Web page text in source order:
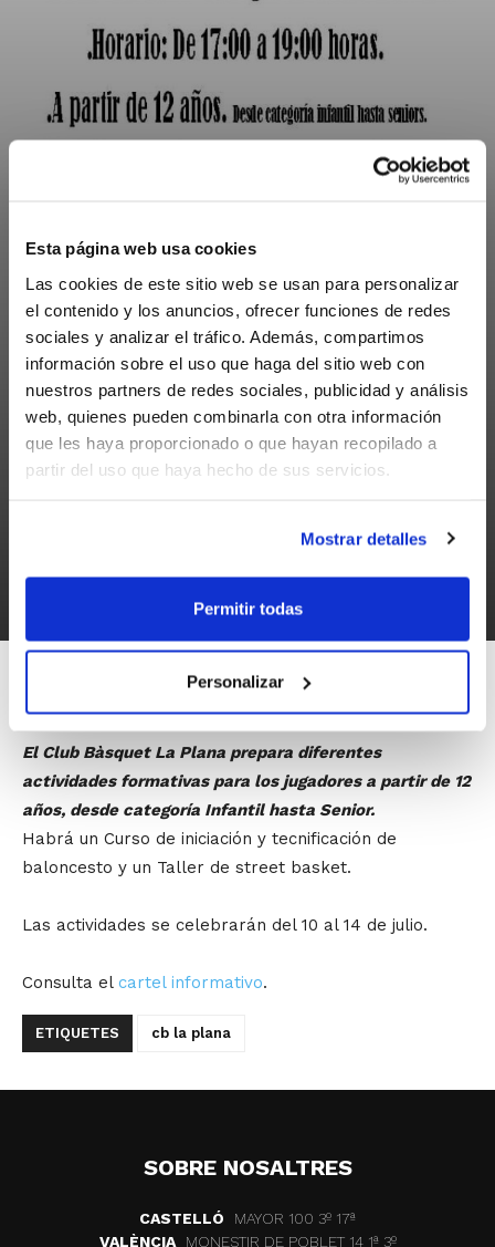
Esta página web usa cookies
Las cookies de este sitio web se usan para personalizar
el contenido y los anuncios, ofrecer funciones de redes
sociales y analizar el tráfico. Además, compartimos
información sobre el uso que haga del sitio web con
nuestros partners de redes sociales, publicidad y análisis
web, quienes pueden combinarla con otra información
que les haya proporcionado o que hayan recopilado a
partir del uso que haya hecho de sus servicios.
Mostrar detalles
Permitir todas
Personalizar
Cursos formativos del Club Bàsquet La
Plana
El Club Bàsquet La Plana prepara diferentes
actividades formativas para los jugadores a partir de 12
años, desde categoría Infantil hasta Senior.
Habrá un Curso de iniciación y tecnificación de
baloncesto y un Taller de street basket.
Las actividades se celebrarán del 10 al 14 de julio.
Consulta el cartel informativo.
ETIQUETES cb la plana
SOBRE NOSALTRES
CASTELLÓ
MAYOR 100 3º 17ª
VALÈNCIA
MONESTIR DE POBLET 14 1ª 3º